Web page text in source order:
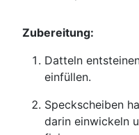
Zubereitung:
Datteln
einfüllen.
Speckscheiben
darin einwickeln